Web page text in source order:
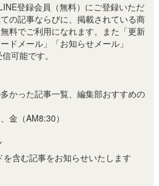
登録会員（無料）にご登録いただ
の記事ならびに、掲載されている商
料でご利用になれます。また「更新
ドメール」「お知らせメール」
可能です。
かった記事一覧、編集部おすすめの
金（AM8:30）
含む記事をお知らせいたします